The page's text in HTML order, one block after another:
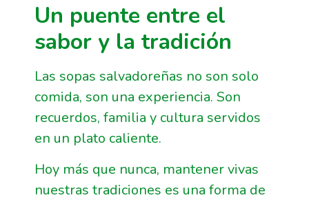
Un puente entre el
sabor y la tradición
Las sopas salvadoreñas no son solo
comida, son una experiencia. Son
recuerdos, familia y cultura servidos
en un plato caliente.
Hoy más que nunca, mantener vivas
nuestras tradiciones es una forma de